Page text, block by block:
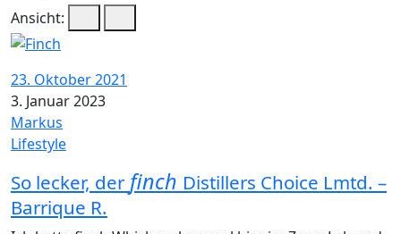
Ansicht:
23. Oktober 2021
3. Januar 2023
Markus
Lifestyle
So lecker, der finch Distillers Choice Lmtd. –
Barrique R.